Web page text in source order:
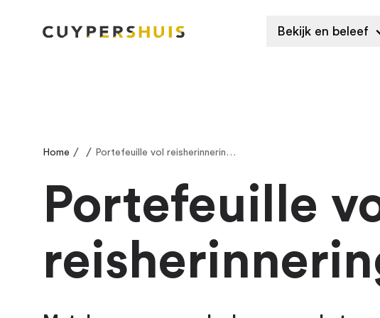
Ga naar hoofdinhoud Bekijk en beleef
Home / / Portefeuille vol reisherinneringen
Portefeuille